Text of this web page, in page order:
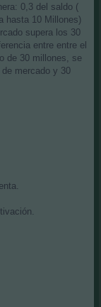
0,3 del saldo (
hasta 10 Millones)
supera los 30
entre entre el
de 30 millones, se
mercado y 30